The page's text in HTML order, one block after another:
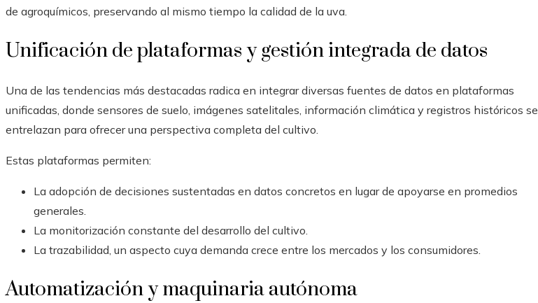
de agroquímicos, preservando al mismo tiempo la calidad de la uva.
Unificación de plataformas y gestión integrada de datos
Una de las tendencias más destacadas radica en integrar diversas fuentes de datos en plataformas
unificadas, donde sensores de suelo, imágenes satelitales, información climática y registros históricos se
entrelazan para ofrecer una perspectiva completa del cultivo.
Estas plataformas permiten:
La adopción de decisiones sustentadas en datos concretos en lugar de apoyarse en promedios
generales.
La monitorización constante del desarrollo del cultivo.
La trazabilidad, un aspecto cuya demanda crece entre los mercados y los consumidores.
Automatización y maquinaria autónoma